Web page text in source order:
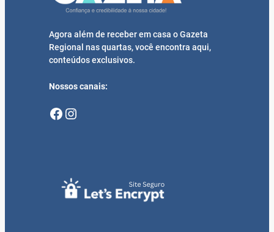
Agora além de receber em casa o Gazeta
Regional nas quartas, você encontra aqui,
conteúdos exclusivos.
Nossos canais:
Facebook Instagram